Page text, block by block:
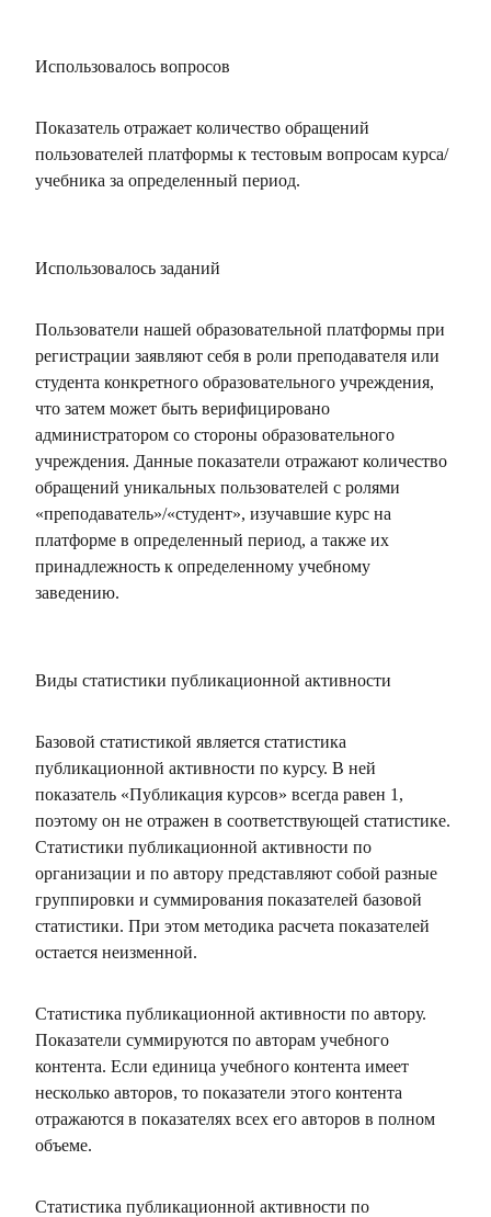
Использовалось вопросов
Показатель отражает количество обращений
пользователей платформы к тестовым вопросам курса/
учебника за определенный период.
Использовалось заданий
Пользователи нашей образовательной платформы при
регистрации заявляют себя в роли преподавателя или
студента конкретного образовательного учреждения,
что затем может быть верифицировано
администратором со стороны образовательного
учреждения. Данные показатели отражают количество
обращений уникальных пользователей с ролями
«преподаватель»/«студент», изучавшие курс на
платформе в определенный период, а также их
принадлежность к определенному учебному
заведению.
Виды статистики публикационной активности
Базовой статистикой является статистика
публикационной активности по курсу. В ней
показатель «Публикация курсов» всегда равен 1,
поэтому он не отражен в соответствующей статистике.
Статистики публикационной активности по
организации и по автору представляют собой разные
группировки и суммирования показателей базовой
статистики. При этом методика расчета показателей
остается неизменной.
Статистика публикационной активности по автору.
Показатели суммируются по авторам учебного
контента. Если единица учебного контента имеет
несколько авторов, то показатели этого контента
отражаются в показателях всех его авторов в полном
объеме.
Статистика публикационной активности по